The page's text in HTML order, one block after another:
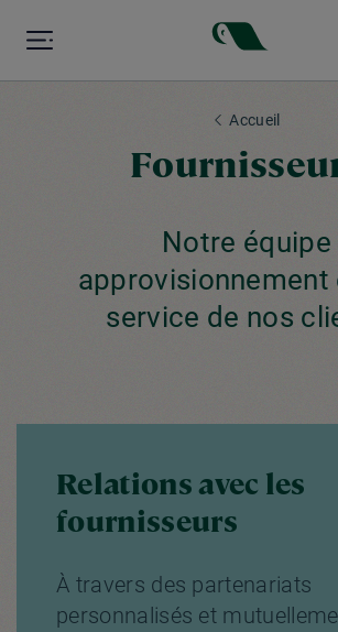
Accueil
Notre équipe
approvisionnement
service de nos
Relations avec les
fournisseurs
À travers des partenariats
personnalisés et